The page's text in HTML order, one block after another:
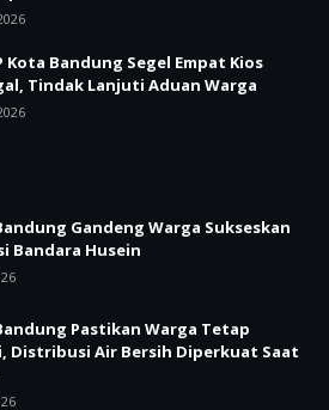
Kota Bandung Segel Empat Kios
Tindak Lanjuti Aduan Warga
Gandeng Warga Sukseskan
Bandara Husein
Pastikan Warga Tetap
Distribusi Air Bersih Diperkuat Saat